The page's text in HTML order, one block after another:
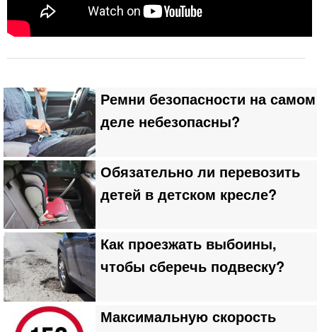
Ремни безопасности на самом
деле небезопасны?
Обязательно ли перевозить
детей в детском кресле?
Как проезжать выбоины,
чтобы сберечь подвеску?
Максимальную скорость